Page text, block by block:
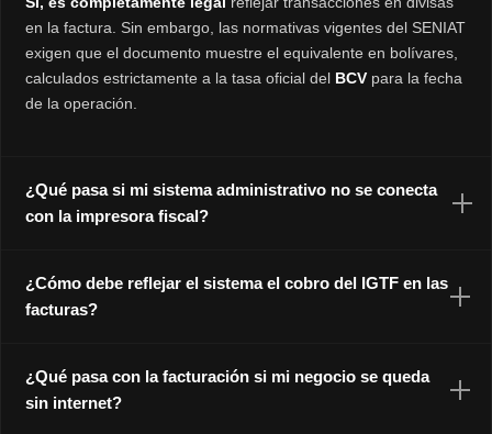
en la factura. Sin embargo, las normativas vigentes del SENIAT
exigen que el documento muestre el equivalente en bolívares,
calculados estrictamente a la tasa oficial del BCV para la fecha
de la operación.
¿Qué pasa si mi sistema administrativo no se conecta
con la impresora fiscal?
¿Cómo debe reflejar el sistema el cobro del IGTF en las
facturas?
¿Qué pasa con la facturación si mi negocio se queda
sin internet?